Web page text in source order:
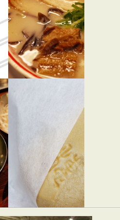
ズ ビガー
バーガー
渋谷
バーガーショップ
んがら 原